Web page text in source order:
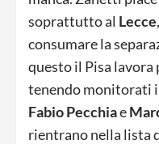
soprattutto al Lecce
consumare la
questo il Pisa
tenendo monitorati
Fabio Pecchiae
rientrano nella lista